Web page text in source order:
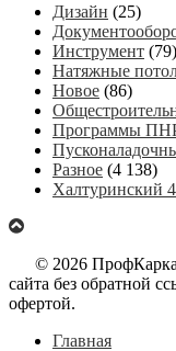
Дизайн (25)
Инструмент (79)
Натяжные
Новое (86)
Программы
Разное (4 138)
Халтуринский
© 2026
сайта без обратной
офертой.
Главная